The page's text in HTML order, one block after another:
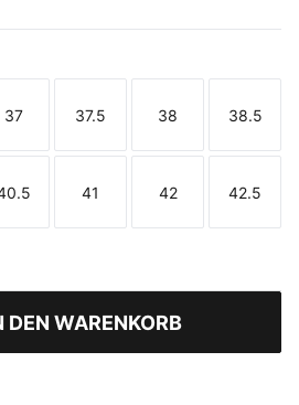
Größe
37
Größe
37.5
Größe
38
Größe
38.5
Größe Größe
41
Größe
42
Größe
42.5
DEN WARENKORB